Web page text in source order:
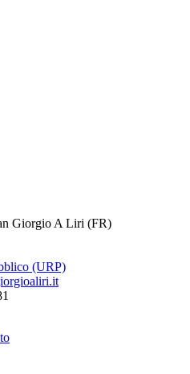
Giorgio A Liri (FR)
(URP)